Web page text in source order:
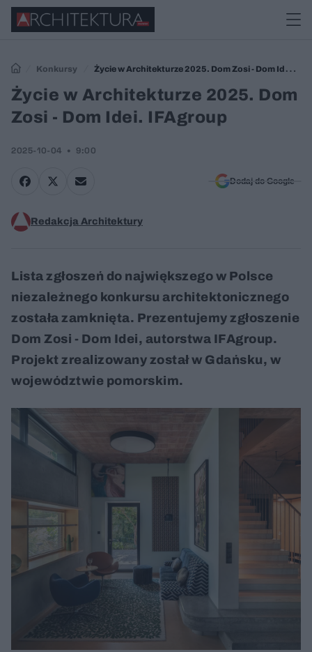
Konkursy
Życie w Architekturze 2025. Dom Zosi - Dom Idei.
IFAgroup
Życie w Architekturze 2025. Dom
Zosi - Dom Idei. IFAgroup
2025-10-04 9:00
Dodaj do Google
Redakcja Architektury
Lista zgłoszeń do największego w Polsce
niezależnego konkursu architektonicznego
została zamknięta. Prezentujemy zgłoszenie
Dom Zosi - Dom Idei, autorstwa IFAgroup.
Projekt zrealizowany został w Gdańsku, w
województwie pomorskim.